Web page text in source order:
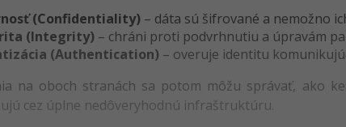
(Confidentiality) – dáta sú šifrované a nemožno
(Integrity) – chráni proti podvrhnutiu a úpravám
(Authentication) – overuje identitu
na oboch stranách sa potom môžu správať, ako
cez úplne nedôveryhodnú infraštruktúru.